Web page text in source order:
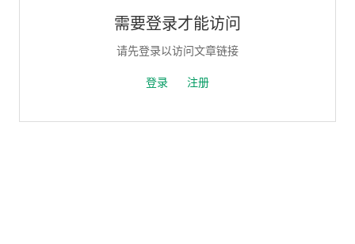
需要登录才能访问
请先登录以访问文章链接
登录 注册